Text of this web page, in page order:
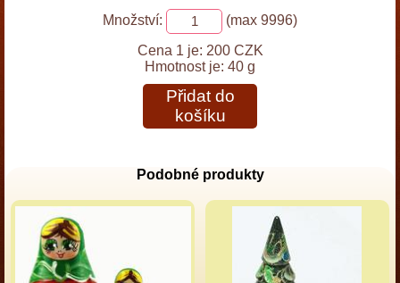
Množství:
(max 9996)
Cena 1 je: 200 CZK
Hmotnost je: 40 g
Přidat do
košíku
Podobné produkty